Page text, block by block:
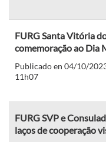
FURG Santa Vitória
comemoração ao Dia
Publicado en 04/10/
11h07
FURG SVP e
laços de cooperação